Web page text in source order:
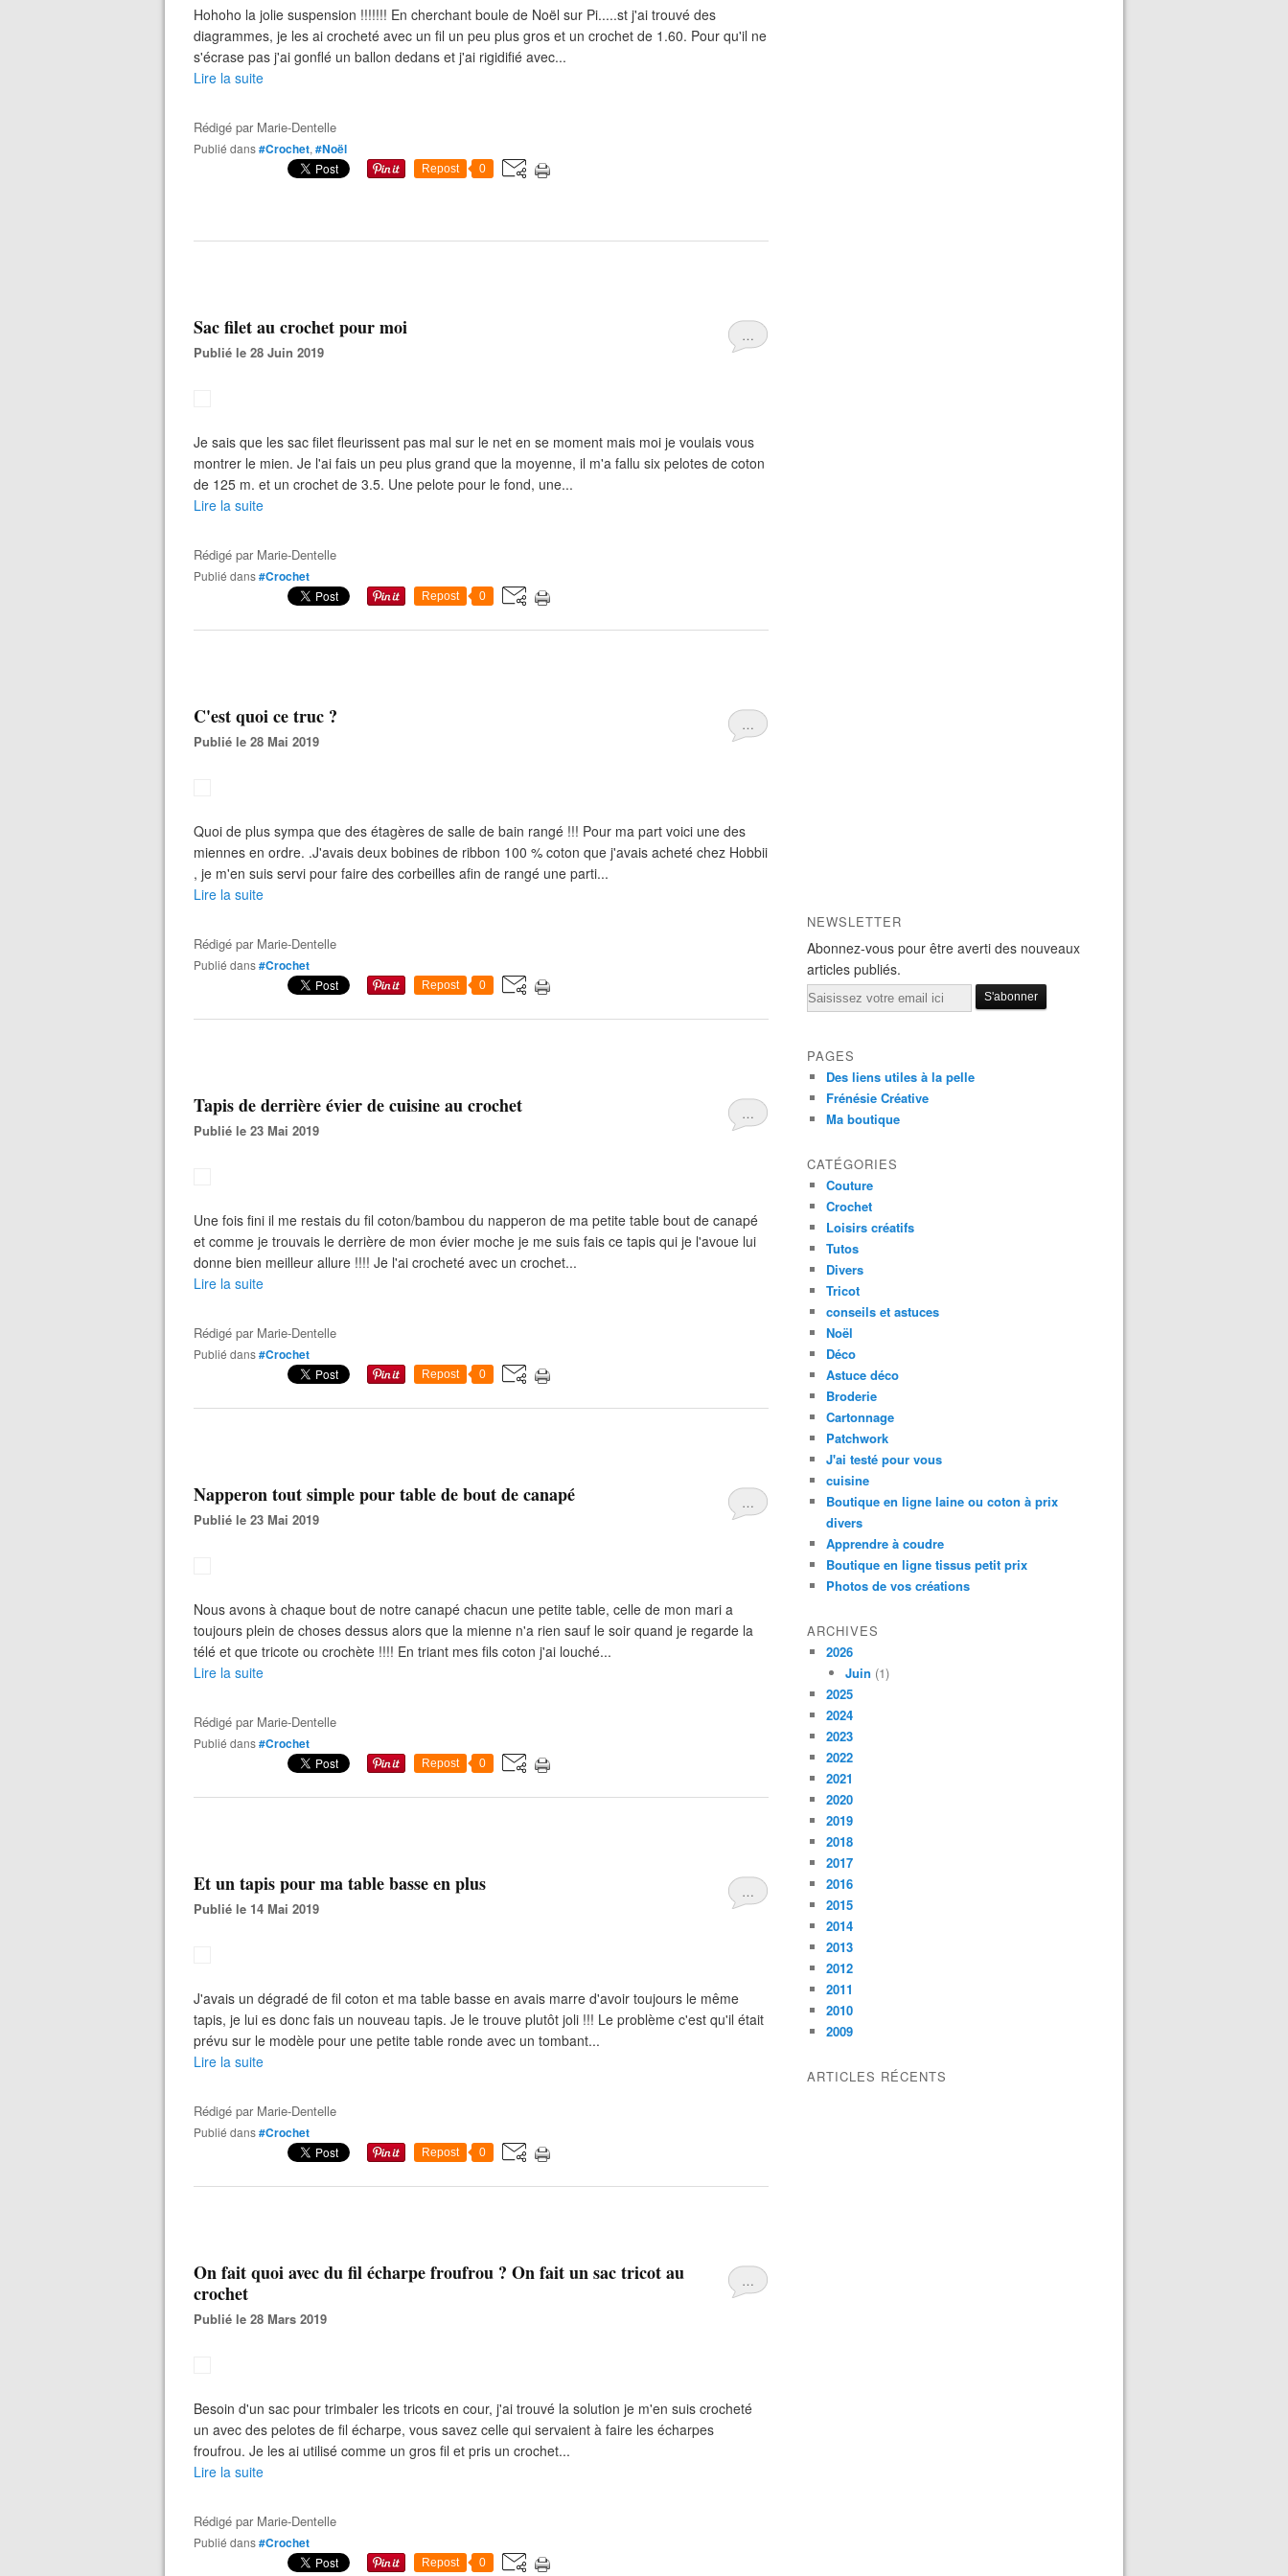
Hohoho la jolie suspension !!!!!!! En cherchant boule de Noël sur Pi.....st j'ai trouvé des
diagrammes, je les ai crocheté avec un fil un peu plus gros et un crochet de 1.60. Pour qu'il ne
s'écrase pas j'ai gonflé un ballon dedans et j'ai rigidifié avec...
Lire la suite
Rédigé par Marie-Dentelle
Publié dans#Crochet, #Noël
Repost 0
…
Sac filet au crochet pour moi
Publié le 28 Juin 2019
Je sais que les sac filet fleurissent pas mal sur le net en se moment mais moi je voulais vous
montrer le mien. Je l'ai fais un peu plus grand que la moyenne, il m'a fallu six pelotes de coton
de 125 m. et un crochet de 3.5. Une pelote pour le fond, une...
Lire la suite
Rédigé par Marie-Dentelle
Publié dans#Crochet
Repost 0
…
C'est quoi ce truc ?
Publié le 28 Mai 2019
Quoi de plus sympa que des étagères de salle de bain rangé !!! Pour ma part voici une des
miennes en ordre. .J'avais deux bobines de ribbon 100 % coton que j'avais acheté chez Hobbii
, je m'en suis servi pour faire des corbeilles afin de rangé une parti...
Lire la suite
Rédigé par Marie-Dentelle
Publié dans#Crochet
Repost 0
…
Tapis de derrière évier de cuisine au crochet
Publié le 23 Mai 2019
Une fois fini il me restais du fil coton/bambou du napperon de ma petite table bout de canapé
et comme je trouvais le derrière de mon évier moche je me suis fais ce tapis qui je l'avoue lui
donne bien meilleur allure !!!! Je l'ai crocheté avec un crochet...
Lire la suite
Rédigé par Marie-Dentelle
Publié dans#Crochet
Repost 0
…
Napperon tout simple pour table de bout de canapé
Publié le 23 Mai 2019
Nous avons à chaque bout de notre canapé chacun une petite table, celle de mon mari a
toujours plein de choses dessus alors que la mienne n'a rien sauf le soir quand je regarde la
télé et que tricote ou crochète !!!! En triant mes fils coton j'ai louché...
Lire la suite
Rédigé par Marie-Dentelle
Publié dans#Crochet
Repost 0
…
Et un tapis pour ma table basse en plus
Publié le 14 Mai 2019
J'avais un dégradé de fil coton et ma table basse en avais marre d'avoir toujours le même
tapis, je lui es donc fais un nouveau tapis. Je le trouve plutôt joli !!! Le problème c'est qu'il était
prévu sur le modèle pour une petite table ronde avec un tombant...
Lire la suite
Rédigé par Marie-Dentelle
Publié dans#Crochet
Repost 0
…
On fait quoi avec du fil écharpe froufrou ? On fait un sac tricot au
crochet
Publié le 28 Mars 2019
Besoin d'un sac pour trimbaler les tricots en cour, j'ai trouvé la solution je m'en suis crocheté
un avec des pelotes de fil écharpe, vous savez celle qui servaient à faire les écharpes
froufrou. Je les ai utilisé comme un gros fil et pris un crochet...
Lire la suite
Rédigé par Marie-Dentelle
Publié dans#Crochet
Repost 0
NEWSLETTER
Abonnez-vous pour être averti des nouveaux
articles publiés.
Email
PAGES
Des liens utiles à la pelle
Frénésie Créative
Ma boutique
CATÉGORIES
Couture
Crochet
Loisirs créatifs
Tutos
Divers
Tricot
conseils et astuces
Noël
Déco
Astuce déco
Broderie
Cartonnage
Patchwork
J'ai testé pour vous
cuisine
Boutique en ligne laine ou coton à prix
divers
Apprendre à coudre
Boutique en ligne tissus petit prix
Photos de vos créations
ARCHIVES
2026
Juin (1)
2025
2024
2023
2022
2021
2020
2019
2018
2017
2016
2015
2014
2013
2012
2011
2010
2009
ARTICLES RÉCENTS